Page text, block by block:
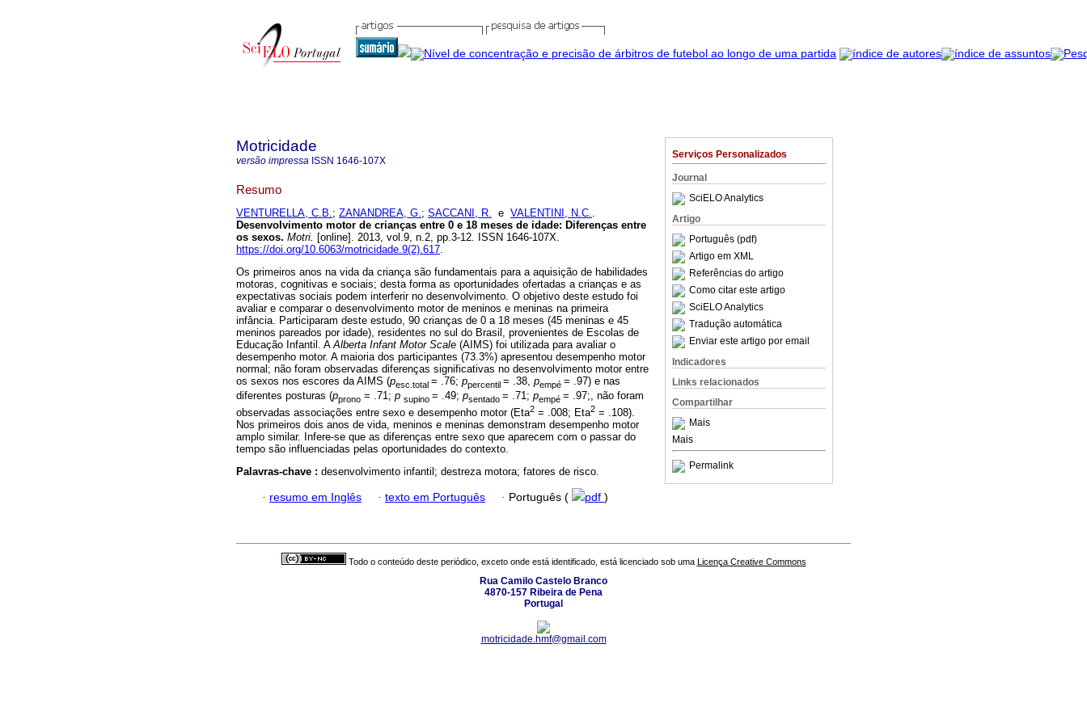
Serviços Personalizados
Journal
SciELO Analytics
Artigo
Português (pdf)
Artigo em XML
Referências do artigo
Como citar este artigo
SciELO Analytics
Tradução automática
Enviar este artigo por email
Indicadores
Links relacionados
Compartilhar
Mais
Mais
Permalink
Motricidade
versão impressa ISSN 1646-107X
Resumo
VENTURELLA, C.B.; ZANANDREA, G.; SACCANI, R. e VALENTINI, N.C..
Desenvolvimento motor de crianças entre 0 e 18 meses de idade: Diferenças entre
os sexos. Motri. [online]. 2013, vol.9, n.2, pp.3-12. ISSN 1646-107X.
https://doi.org/10.6063/motricidade.9(2).617.
Os primeiros anos na vida da criança são fundamentais para a aquisição de habilidades
motoras, cognitivas e sociais; desta forma as oportunidades ofertadas a crianças e as
expectativas sociais podem interferir no desenvolvimento. O objetivo deste estudo foi
avaliar e comparar o desenvolvimento motor de meninos e meninas na primeira
infância. Participaram deste estudo, 90 crianças de 0 a 18 meses (45 meninas e 45
meninos pareados por idade), residentes no sul do Brasil, provenientes de Escolas de
Educação Infantil. AAlberta Infant Motor Scale (AIMS) foi utilizada para avaliar o
desempenho motor. A maioria dos participantes (73.3%) apresentou desempenho motor
normal; não foram observadas diferenças significativas no desenvolvimento motor entre
os sexos nos escores da AIMS (pesc.total = .76; ppercentil = .38, pempé = .97) e nas
diferentes posturas (pprono = .71; p supino = .49; psentado = .71; pempé = .97;, não foram
observadas associações entre sexo e desempenho motor (Eta2 = .008; Eta2 = .108).
Nos primeiros dois anos de vida, meninos e meninas demonstram desempenho motor
amplo similar. Infere-se que as diferenças entre sexo que aparecem com o passar do
tempo são influenciadas pelas oportunidades do contexto.
Palavras-chave : desenvolvimento infantil; destreza motora; fatores de risco.
· resumo em Inglês · texto em Português · Português ( pdf )
Todo o conteúdo deste periódico, exceto onde está identificado, está licenciado sob uma Licença Creative Commons
Rua Camilo Castelo Branco
4870-157 Ribeira de Pena
Portugal
motricidade.hmf@gmail.com